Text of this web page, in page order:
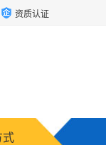
资质认证
式